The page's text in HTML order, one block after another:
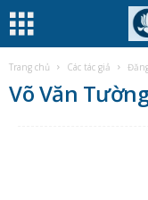
Trang chủ Các tác giả
Võ Văn